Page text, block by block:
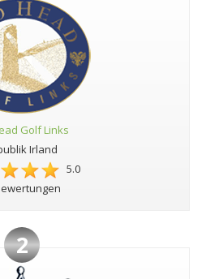
Golf Links
Irland
5.0
2